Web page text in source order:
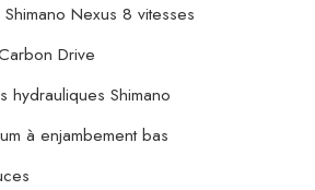
Nexus 8 vitesses
Drive
hydrauliques Shimano
à enjambement bas